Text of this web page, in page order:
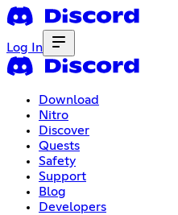
Log In
Download
Nitro
Discover
Quests
Safety
Support
Blog
Developers